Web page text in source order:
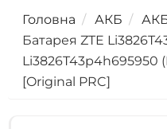
Головна АКБ
Батарея ZTE
Li3826T43p4h695950
[Original PRC]